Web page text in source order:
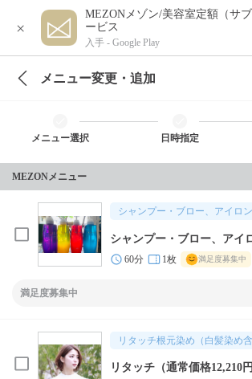
×
MEZONメゾン/美容室定額（サ
ービス
入手 - Google Play
メニュー変更・追加
メニュー選択 日時指定
MEZONメニュー
シャンプー・ブロー、アイロ
シャンプー・ブロー、アイ
60分 1枚 満足度募集中
満足度募集中
リタッチ根元染め（白髪染め含
リタッチ（通常価格12,210円